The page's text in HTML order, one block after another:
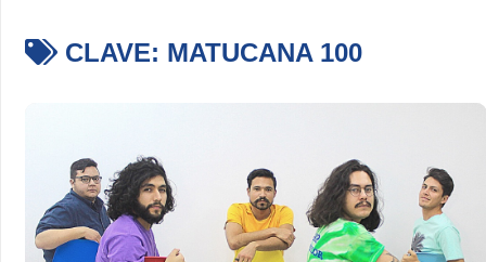
CLAVE: MATUCANA 100